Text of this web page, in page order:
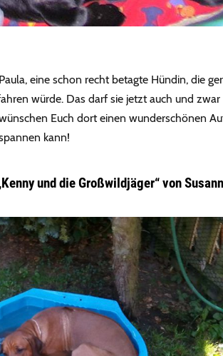
eine schon recht betagte Hündin, die
würde. Das darf sie jetzt auch und zwar
Euch dort einen wunderschönen
kann!
und die Großwildjäger“ von